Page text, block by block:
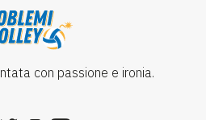
con passione e ironia.